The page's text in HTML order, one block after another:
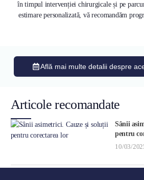
în timpul intervenției chirurgicale și pe
estimare personalizată, vă recomandăm
Află mai multe detalii despre
Articole recomandate
Sânii
pentru
10/03/